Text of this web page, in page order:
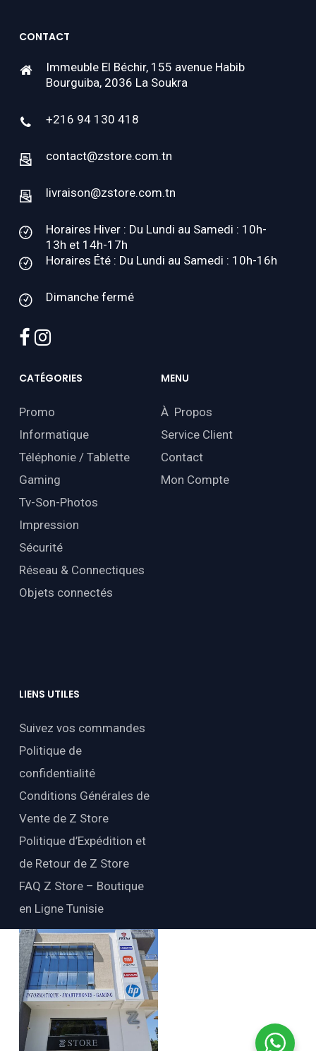
CONTACT
Immeuble El Béchir, 155 avenue Habib
Bourguiba, 2036 La Soukra
+216 94 130 418
contact@zstore.com.tn
livraison@zstore.com.tn
Horaires Hiver : Du Lundi au Samedi : 10h-
13h et 14h-17h
Horaires Été : Du Lundi au Samedi : 10h-16h
Dimanche fermé
facebook
instagram
CATÉGORIES
Promo
Informatique
Téléphonie / Tablette
Gaming
Tv-Son-Photos
Impression
Sécurité
Réseau & Connectiques
Objets connectés
MENU
À Propos
Service Client
Contact
Mon Compte
LIENS UTILES
Suivez vos commandes
Politique de
confidentialité
Conditions Générales de
Vente de Z Store
Politique d’Expédition et
de Retour de Z Store
FAQ Z Store – Boutique
en Ligne Tunisie